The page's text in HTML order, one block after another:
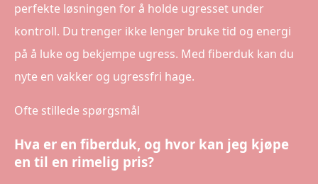
perfekte løsningen for å holde ugresset under
kontroll. Du trenger ikke lenger bruke tid og energi
på å luke og bekjempe ugress. Med fiberduk kan du
nyte en vakker og ugressfri hage.
Ofte stillede spørgsmål
Hva er en fiberduk, og hvor kan jeg kjøpe
en til en rimelig pris?